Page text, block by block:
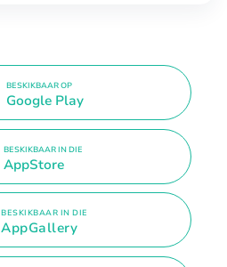
BESKIKBAAR OP
Google Play
BESKIKBAAR IN DIE
AppStore
BESKIKBAAR IN DIE
AppGallery